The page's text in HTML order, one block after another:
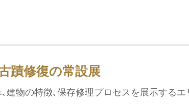
蹟修復の常設展
建物の特徴､保存修理プロセスを展示する